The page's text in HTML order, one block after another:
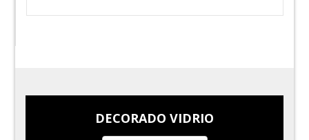
DECORADO VIDRIO